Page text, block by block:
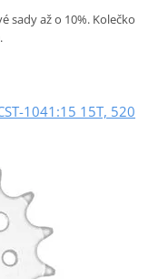
sady až o 10%. Kolečko
1041:15 15T, 520